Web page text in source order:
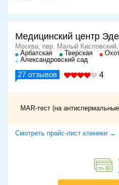
Медицинский центр
Москва, пер. Малый
Арбатская
Тверская
Александровский сад
27 отзывов 4
MAR-тест (на
Смотреть прайс-лист клиники →